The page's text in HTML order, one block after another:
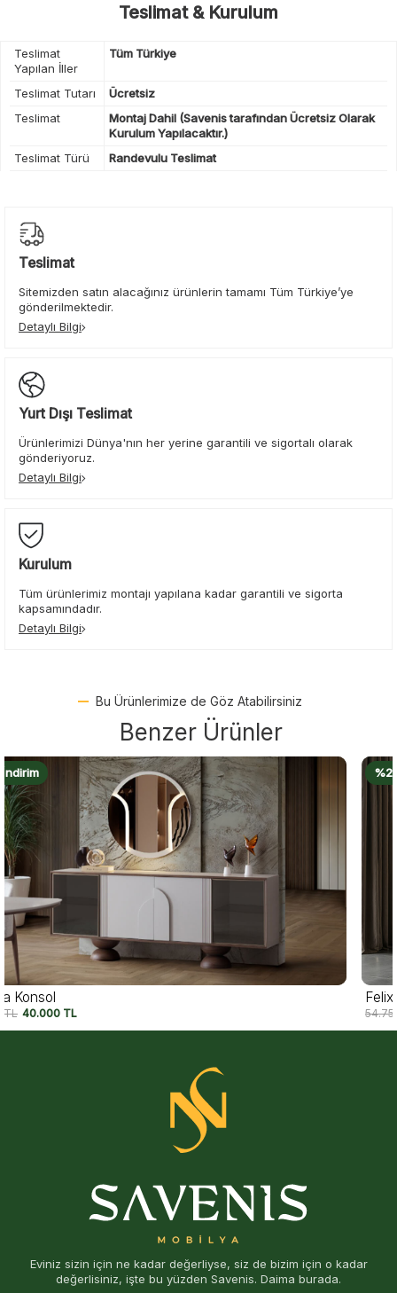
Teslimat & Kurulum
Teslimat
Yapılan İller
Tüm Türkiye
Teslimat Tutarı
Ücretsiz
Teslimat
Montaj Dahil (Savenis tarafından Ücretsiz Olarak
Kurulum Yapılacaktır.)
Teslimat Türü
Randevulu Teslimat
Teslimat
Sitemizden satın alacağınız ürünlerin tamamı Tüm Türkiye’ye
gönderilmektedir.
Detaylı Bilgi
Yurt Dışı Teslimat
Ürünlerimizi Dünya'nın her yerine garantili ve sigortalı olarak
gönderiyoruz.
Detaylı Bilgi
Kurulum
Tüm ürünlerimiz montajı yapılana kadar garantili ve sigorta
kapsamındadır.
Detaylı Bilgi
Bu Ürünlerimize de Göz Atabilirsiniz
Benzer Ürünler
%22 İndirim
Felix Konsol
54.750TL 42.500
Eviniz sizin için ne kadar değerliyse, siz de bizim için o kadar
değerlisiniz, işte bu yüzden Savenis. Daima burada.